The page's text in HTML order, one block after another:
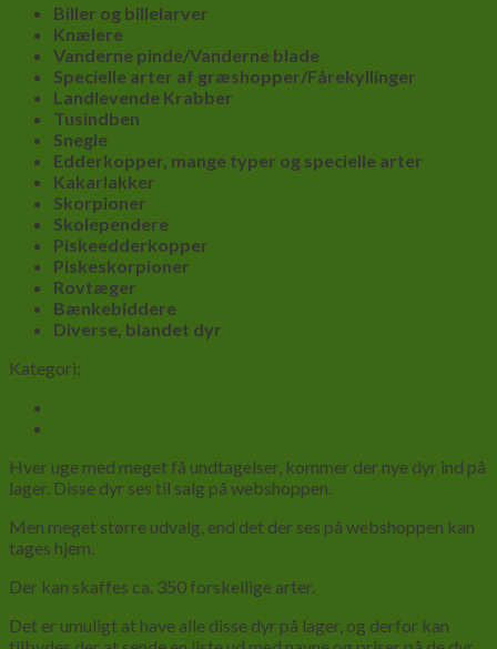
Biller og billelarver
Knælere
Vanderne pinde/Vanderne blade
Specielle arter af græshopper/Fårekyllinger
Landlevende Krabber
Tusindben
Snegle
Edderkopper, mange typer og specielle arter
Kakarlakker
Skorpioner
Skolependere
Piskeedderkopper
Piskeskorpioner
Rovtæger
Bænkebiddere
Diverse, blandet dyr
Kategori:
Hver uge med meget få undtagelser, kommer der nye dyr ind på
lager. Disse dyr ses til salg på webshoppen.
Men meget større udvalg, end det der ses på webshoppen kan
tages hjem.
Der kan skaffes ca. 350 forskellige arter.
Det er umuligt at have alle disse dyr på lager, og derfor kan